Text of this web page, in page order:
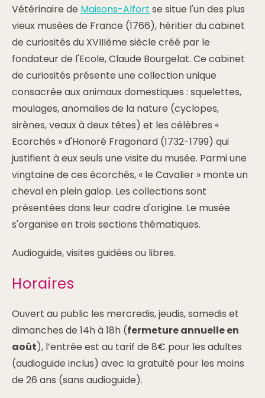
Vétérinaire de Maisons-Alfort se situe l'un des plus
vieux musées de France (1766), héritier du cabinet
de curiosités du XVIIIème siècle créé par le
fondateur de l'Ecole, Claude Bourgelat. Ce cabinet
de curiosités présente une collection unique
consacrée aux animaux domestiques : squelettes,
moulages, anomalies de la nature (cyclopes,
sirènes, veaux à deux têtes) et les célèbres «
Ecorchés » d'Honoré Fragonard (1732-1799) qui
justifient à eux seuls une visite du musée. Parmi une
vingtaine de ces écorchés, « le Cavalier » monte un
cheval en plein galop. Les collections sont
présentées dans leur cadre d'origine. Le musée
s'organise en trois sections thématiques.
Audioguide, visites guidées ou libres.
Horaires
Ouvert au public les mercredis, jeudis, samedis et
dimanches de 14h à 18h (fermeture annuelle en
août), l’entrée est au tarif de 8€ pour les adultes
(audioguide inclus) avec la gratuité pour les moins
de 26 ans (sans audioguide).